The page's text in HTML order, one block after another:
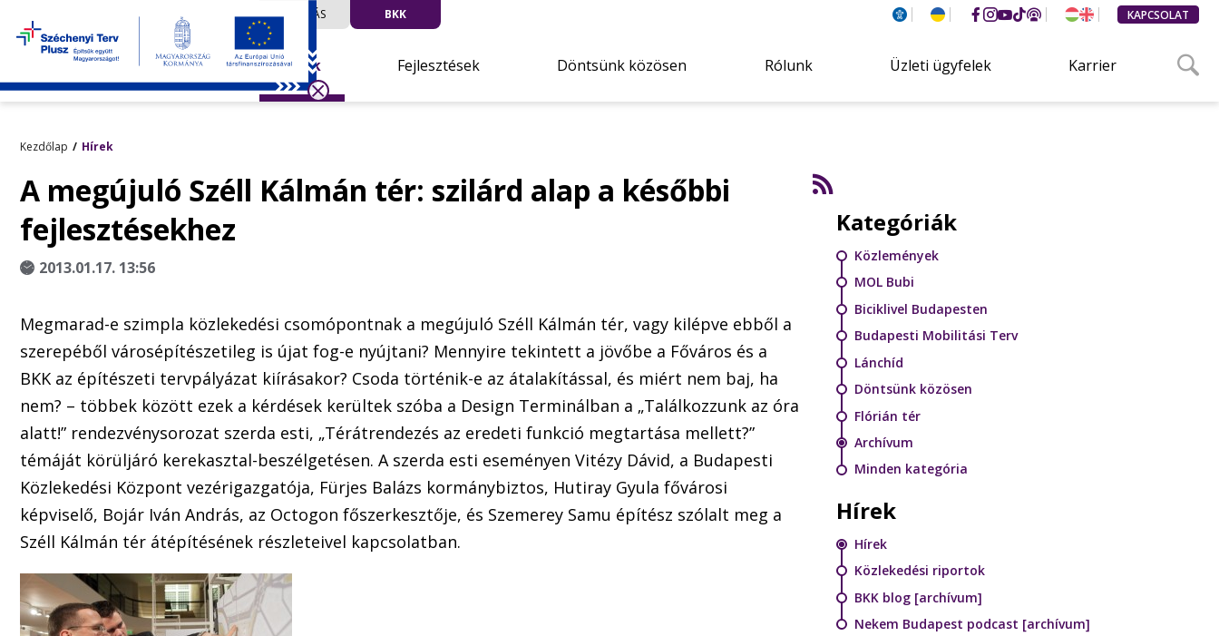
UTAZÁS BKK KAPCSOLAT
Hírek Fejlesztések Döntsünk közösen Rólunk Üzleti ügyfelek Karrier
Kezdőlap Hírek
A megújuló Széll Kálmán tér: szilárd alap a későbbi
fejlesztésekhez
2013.01.17. 13:56
Megmarad-e szimpla közlekedési csomópontnak a megújuló Széll Kálmán tér, vagy kilépve ebből a
szerepéből városépítészetileg is újat fog-e nyújtani? Mennyire tekintett a jövőbe a Főváros és a
BKK az építészeti tervpályázat kiírásakor? Csoda történik-e az átalakítással, és miért nem baj, ha
nem? – többek között ezek a kérdések kerültek szóba a Design Terminálban a „Találkozzunk az óra
alatt!” rendezvénysorozat szerda esti, „Térátrendezés az eredeti funkció megtartása mellett?”
témáját körüljáró kerekasztal-beszélgetésen. A szerda esti eseményen Vitézy Dávid, a Budapesti
Közlekedési Központ vezérigazgatója, Fürjes Balázs kormánybiztos, Hutiray Gyula fővárosi
képviselő, Bojár Iván András, az Octogon főszerkesztője, és Szemerey Samu építész szólalt meg a
Széll Kálmán tér átépítésének részleteivel kapcsolatban.
Kategóriák
Közlemények
MOL Bubi
Biciklivel Budapesten
Budapesti Mobilitási Terv
Lánchíd
Döntsünk közösen
Flórián tér
Archívum
Minden kategória
Hírek
Hírek
Közlekedési riportok
BKK blog [archívum]
Nekem Budapest podcast [archívum]